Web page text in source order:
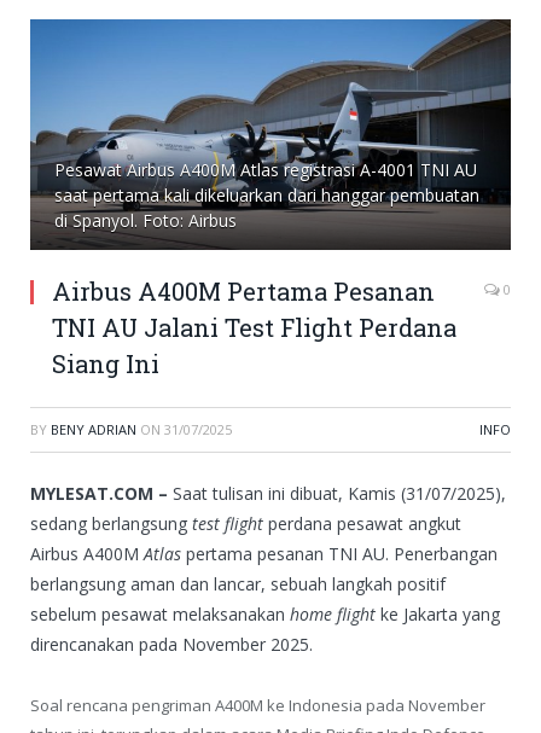
Pesawat Airbus A400M Atlas registrasi A-4001 TNI AU
saat pertama kali dikeluarkan dari hanggar pembuatan
di Spanyol. Foto: Airbus
Airbus A400M Pertama Pesanan
TNI AU Jalani Test Flight Perdana
Siang Ini
0
BY BENY ADRIAN ON 31/07/2025 INFO
MYLESAT.COM – Saat tulisan ini dibuat, Kamis (31/07/2025),
sedang berlangsung test flight perdana pesawat angkut
Airbus A400M Atlas pertama pesanan TNI AU. Penerbangan
berlangsung aman dan lancar, sebuah langkah positif
sebelum pesawat melaksanakan home flight ke Jakarta yang
direncanakan pada November 2025.
Soal rencana pengriman A400M ke Indonesia pada November